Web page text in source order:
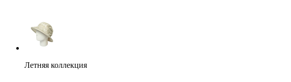
Летняя коллекция